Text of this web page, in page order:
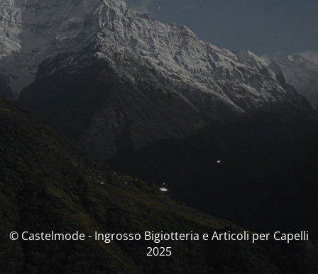
© Castelmode - Ingrosso Bigiotteria e Articoli per Capelli
2025